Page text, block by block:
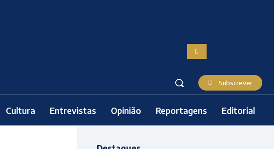
Subscrever
Cultura Entrevistas Opinião Reportagens Editorial